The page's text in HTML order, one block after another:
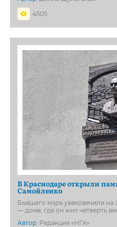
4505
В Краснодаре открыли
Самойленко
Бывшего мэра увековечили на
— доме, где он жил четверть
Автор: Редакция «НГК»